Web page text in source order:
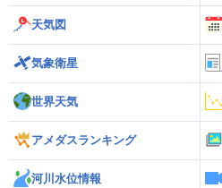
天気図
気象衛星
世界天気
アメダスランキング
河川水位情報